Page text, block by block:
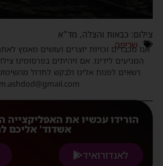
צילום: כבאות והצלה, מד״א
שריפה
אנו מכבדים זכויות יוצרים ועושים מאמץ
המגיעים לידינו. אם זיהיתים בפרסומינו
רשאים לפנות אלינו ולבקש לחדול
הורידו עכשיו את האפליקצייה
אשדוד' אליכם
לאנדורואיד